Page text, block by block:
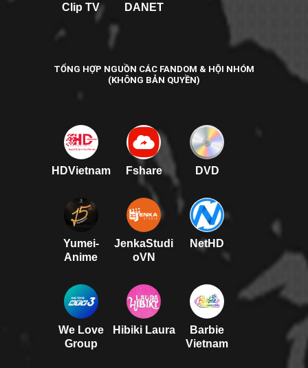
Clip TV DANET
TỔNG HỢP NGUỒN CÁC FANDOM & HỘI NHÓM
(KHÔNG BẢN QUYỀN)
HDVietnam Fshare DVD
Yumei-
Anime
JenkaStudi
oVN
NetHD
We Love
Group
Hibiki Laura
Barbie
Vietnam